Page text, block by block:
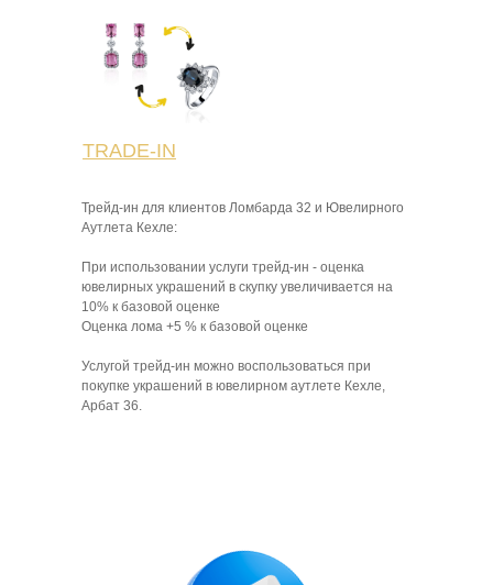
TRADE-IN
Трейд-ин для клиентов Ломбарда 32 и Ювелирного
Аутлета Кехле:
При использовании услуги трейд-ин - оценка
ювелирных украшений в скупку увеличивается на
10% к базовой оценке
Оценка лома +5 % к базовой оценке
Услугой трейд-ин можно воспользоваться при
покупке украшений в ювелирном аутлете Кехле,
Арбат 36.